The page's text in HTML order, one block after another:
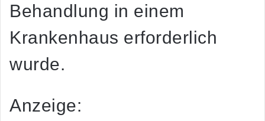
Behandlung in einem
Krankenhaus erforderlich
wurde.
Anzeige: